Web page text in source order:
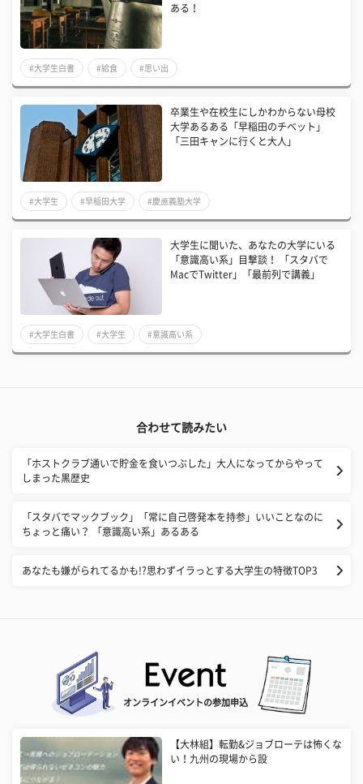
ある！
#大学生白書 #給食 #思い出
卒業生や在校生にしかわからない母校
大学あるある「早稲田のチベット」
「三田キャンに行くと大人」
#大学生 #早稲田大学 #慶應義塾大学
大学生に聞いた、あなたの大学にいる
「意識高い系」目撃談！ 「スタバで
MacでTwitter」「最前列で講義」
#大学生白書 #大学生 #意識高い系
合わせて読みたい
「ホストクラブ通いで貯金を食いつぶした」大人になってからやって
しまった黒歴史
「スタバでマックブック」「常に自己啓発本を持参」いいことなのに
ちょっと痛い？ 「意識高い系」あるある
あなたも嫌がられてるかも!?思わずイラっとする大学生の特徴TOP3
オンラインイベントの参加申込
【大林組】転勤&ジョブローテは怖くな
い！九州の現場から設